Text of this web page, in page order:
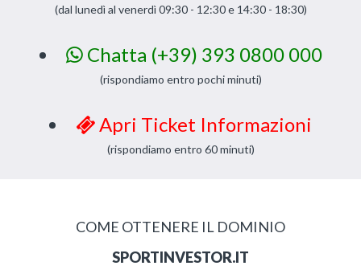
(dal lunedì al venerdì 09:30 - 12:30 e 14:30 - 18:30)
Chatta (+39) 393 0800 000
(rispondiamo entro pochi minuti)
Apri Ticket Informazioni
(rispondiamo entro 60 minuti)
COME OTTENERE IL DOMINIO
SPORTINVESTOR.IT